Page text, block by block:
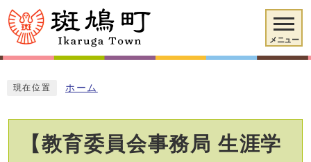
メニュー
現在位置 ホーム
【教育委員会事務局 生涯学